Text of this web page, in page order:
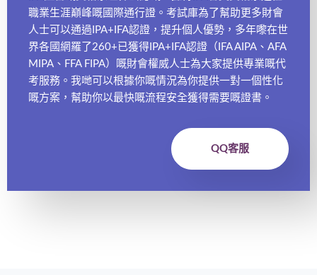
職業生涯巔峰嘅國際通行證。考試庫為了幫助更多財會
人士可以通過IPA+IFA認證，提升個人優勢，多年嚟在世
界各國網羅了260+已獲得IPA+IFA認證（IFA AIPA、AFA
MIPA、FFA FIPA）嘅財會權威人士為大家提供專業嘅代
考服務。我哋可以根據你嘅情況為你提供一對一個性化
嘅方案，幫助你以最快嘅流程安全獲得需要嘅證書。
QQ客服